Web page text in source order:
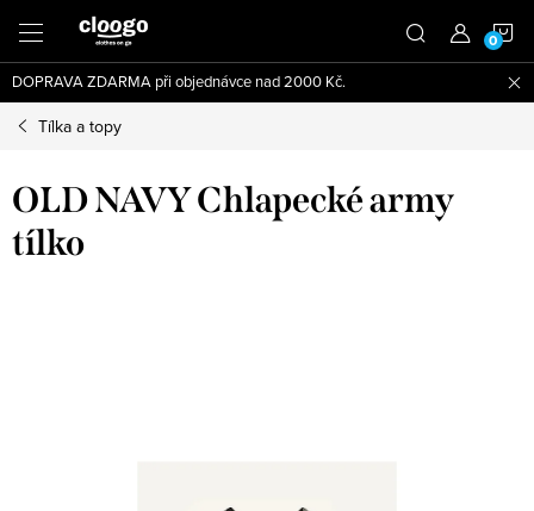
obsah
DOPRAVA ZDARMA při objednávce nad 2000 Kč.
Tílka a topy
OLD NAVY Chlapecké army
tílko